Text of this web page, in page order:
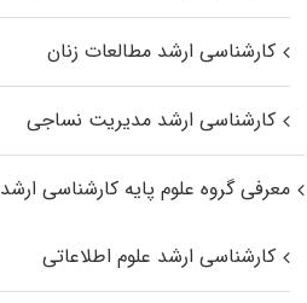
کارشناسی ارشد مطالعات زنان
کارشناسی ارشد مدیریت نساجی
معرفی گروه علوم پایه کارشناسی ارشد
کارشناسی ارشد علوم اطلاعاتی